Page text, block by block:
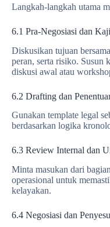
Langkah-langkah utama
6.1 Pra-Negosiasi dan
Diskusikan tujuan
peran, serta risiko. Susun
diskusi awal atau
6.2 Drafting dan
Gunakan template legal
berdasarkan logika
6.3 Review Internal dan
Minta masukan dari
operasional untuk
kelayakan.
6.4 Negosiasi dan